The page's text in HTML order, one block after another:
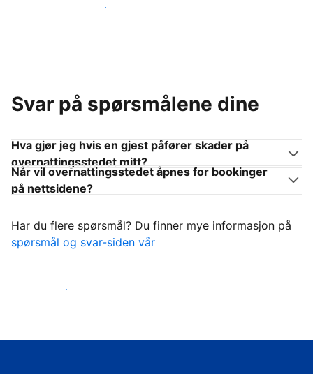
Gjør som andre verter som deg
Svar på spørsmålene dine
Hva gjør jeg hvis en gjest påfører skader på
overnattingsstedet mitt?
Når vil overnattingsstedet åpnes for bookinger
på nettsidene?
Har du flere spørsmål? Du finner mye informasjon på
spørsmål og svar-siden vår
Ta imot gjestene